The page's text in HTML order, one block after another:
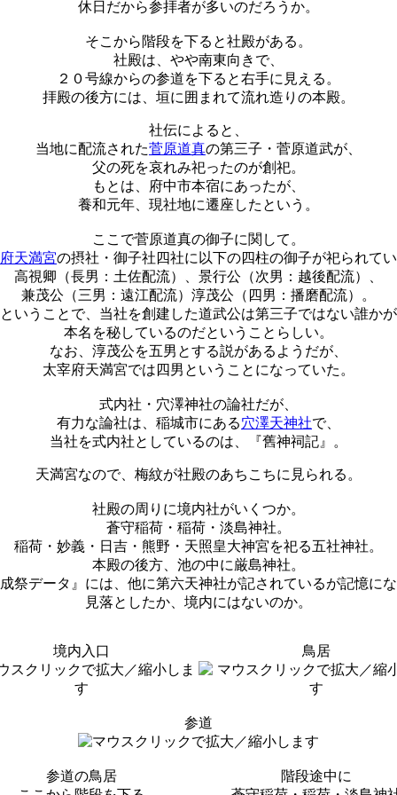
休日だから参拝者が多いのだろうか。
そこから階段を下ると社殿がある。
社殿は、やや南東向きで、
２０号線からの参道を下ると右手に見える。
拝殿の後方には、垣に囲まれて流れ造りの本殿。
社伝によると、
当地に配流された菅原道真の第三子・菅原道武が、
父の死を哀れみ祀ったのが創祀。
もとは、府中市本宿にあったが、
養和元年、現社地に遷座したという。
ここで菅原道真の御子に関して。
天満宮の摂社・御子社四社に以下の四柱の御子が祀られて
高視卿（長男：土佐配流）、景行公（次男：越後配流）、
兼茂公（三男：遠江配流）淳茂公（四男：播磨配流）。
ということで、当社を創建した道武公は第三子ではない誰かが
本名を秘しているのだということらしい。
なお、淳茂公を五男とする説があるようだが、
太宰府天満宮では四男ということになっていた。
式内社・穴澤神社の論社だが、
有力な論社は、稲城市にある穴澤天神社で、
当社を式内社としているのは、『舊神祠記』。
天満宮なので、梅紋が社殿のあちこちに見られる。
社殿の周りに境内社がいくつか。
蒼守稲荷・稲荷・淡島神社。
稲荷・妙義・日吉・熊野・天照皇大神宮を祀る五社神社。
本殿の後方、池の中に厳島神社。
祭データ』には、他に第六天神社が記されているが記憶に
見落としたか、境内にはないのか。
境内入口 鳥居
参道
参道の鳥居
階段途中に